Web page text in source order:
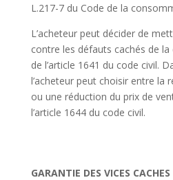
L.217-7 du Code de la
L’acheteur peut décider de
contre les défauts cachés de
de l’article 1641 du code civil.
l’acheteur peut choisir entre la
ou une réduction du prix de
l’article 1644 du code civil.
GARANTIE DES VICES CACHES